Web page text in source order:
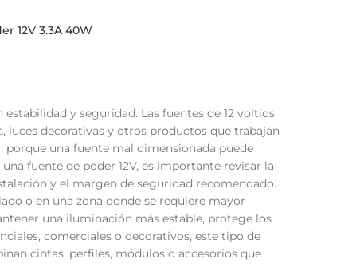
12V 3.3A 40W
y seguridad. Las fuentes de 12 voltios
luces decorativas y otros productos que trabajan
una fuente mal dimensionada puede
fuente de poder 12V, es importante revisar la
y el margen de seguridad recomendado.
o en una zona donde se requiere mayor
una iluminación más estable, protege los
comerciales o decorativos, este tipo de
cintas, perfiles, módulos o accesorios que